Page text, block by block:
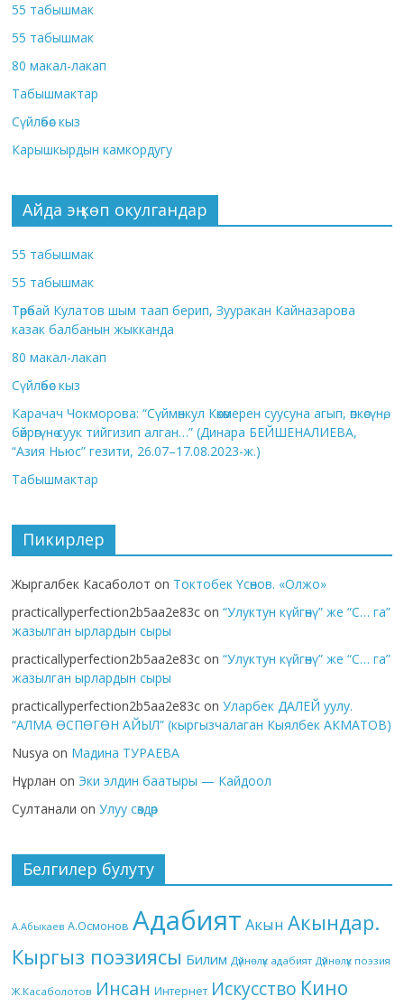
55 табышмак
55 табышмак
80 макал-лакап
Табышмактар
Сүйлөбөс кыз
Карышкырдын камкордугу
Айда эң көп окулгандар
55 табышмак
55 табышмак
Төрөбай Кулатов шым таап берип, Зууракан Кайназарова
казак балбанын жыкканда
80 макал-лакап
Сүйлөбөс кыз
Карачач Чокморова: “Сүймөнкул Көкөмерен суусуна агып, өпкөсүнө,
бөйрөгүнө суук тийгизип алган…” (Динара БЕЙШЕНАЛИЕВА,
“Азия Ньюс” гезити, 26.07–17.08.2023-ж.)
Табышмактар
Пикирлер
Жыргалбек Касаболот on Токтобек Үсөнов. «Олжо»
practicallyperfection2b5aa2e83c on“Улуктун күйгөнү” же “С… га”
жазылган ырлардын сыры
practicallyperfection2b5aa2e83c on“Улуктун күйгөнү” же “С… га”
жазылган ырлардын сыры
practicallyperfection2b5aa2e83c onУларбек ДАЛЕЙ уулу.
“АЛМА ӨСПӨГӨН АЙЫЛ” (кыргызчалаган Кыялбек АКМАТОВ)
Nusya on Мадина ТУРАЕВА
Нұрлан on Эки элдин баатыры — Кайдоол
Султанали onУлуу сөздөр
Белгилер булуту
А.Абыкаев А.Осмонов Адабият Акын Акындар.
Кыргыз поэзиясы Билим Дүйнөлүк адабият Дүйнөлүк поэзия
Ж.Касаболотов Инсан Интернет Искусство Кино